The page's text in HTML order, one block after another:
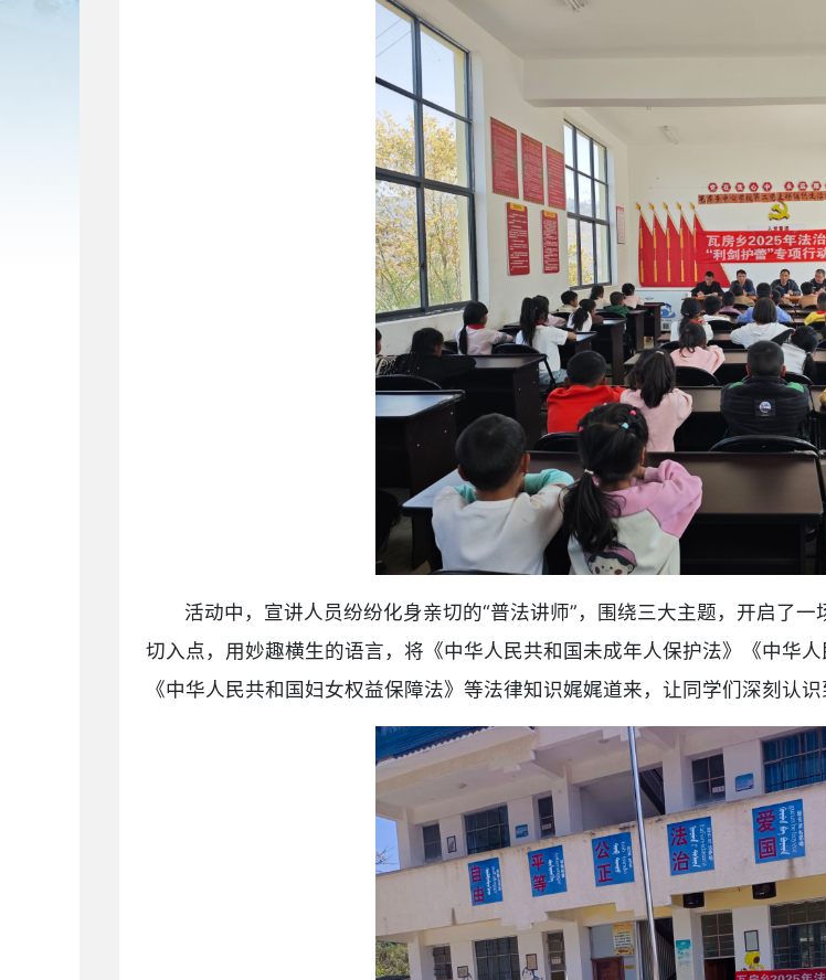
活动中，宣讲人员纷纷化身亲切的“普法讲师”，围绕三大主题，开启了
切入点，用妙趣横生的语言，将《中华人民共和国未成年人保护法》《中华
《中华人民共和国妇女权益保障法》等法律知识娓娓道来，让同学们深刻认识